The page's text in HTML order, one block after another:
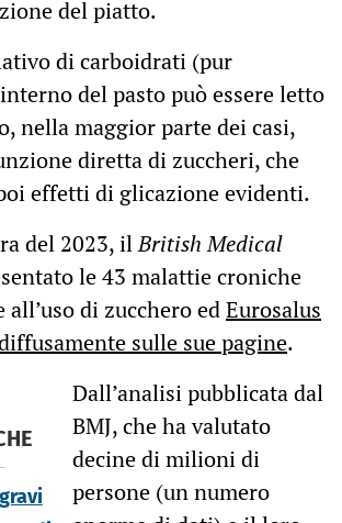
del piatto.
di carboidrati (pur
del pasto può essere letto
nella maggior parte dei casi,
diretta di zuccheri, che
effetti di glicazione evidenti.
del 2023, ilBritish Medical
le 43 malattie croniche
di zucchero edEurosalus
sulle sue pagine.
Dall’analisi pubblicata dal
BMJ, che ha valutato
decine di milioni di
persone (un numero